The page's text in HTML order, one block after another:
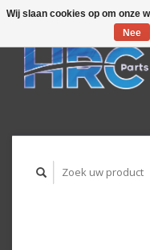
Wij slaan cookies op om onze
Nee